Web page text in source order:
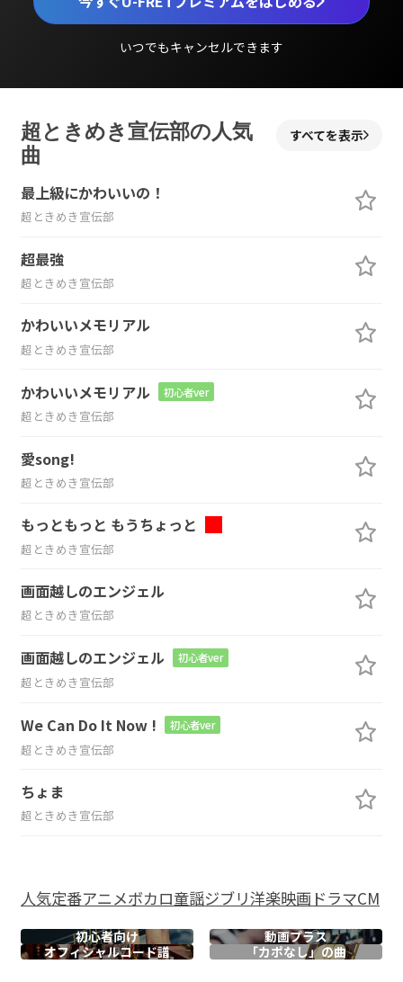
いつでもキャンセルできます
超ときめき宣伝部の人気
曲
すべてを表示
最上級にかわいいの！
超ときめき宣伝部
超最強
超ときめき宣伝部
かわいいメモリアル
超ときめき宣伝部
かわいいメモリアル 初心者ver
超ときめき宣伝部
愛song!
超ときめき宣伝部
もっともっと もうちょっと
超ときめき宣伝部
画面越しのエンジェル
超ときめき宣伝部
画面越しのエンジェル 初心者ver
超ときめき宣伝部
We Can Do It Now ! 初心者ver
超ときめき宣伝部
ちょま
超ときめき宣伝部
人気定番アニメボカロ童謡ジブリ洋楽映画ドラマCM
初心者向け
動画プラス
オフィシャルコード譜 「カポなし」の曲